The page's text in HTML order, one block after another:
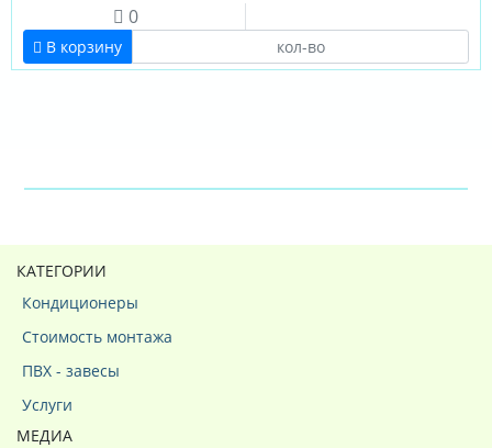
0
В корзину
КАТЕГОРИИ
Кондиционеры
Стоимость монтажа
ПВХ - завесы
Услуги
МЕДИА